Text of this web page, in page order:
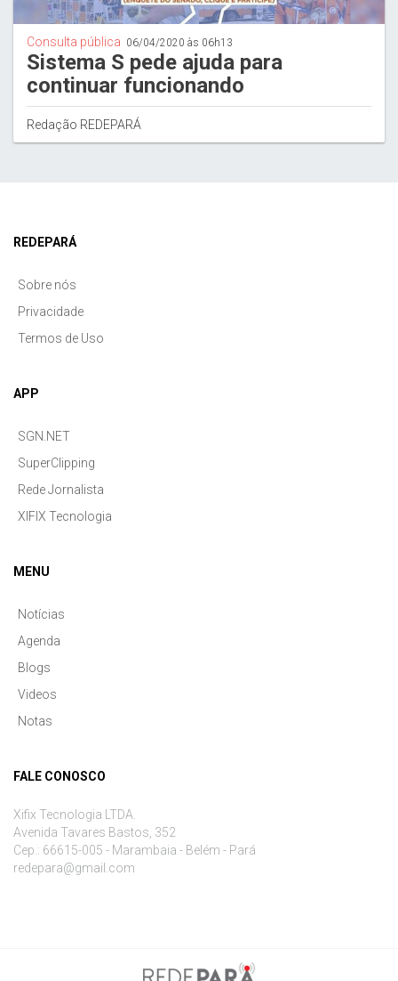
Consulta pública 06/04/2020 às 06h13
Sistema S pede ajuda para
continuar funcionando
Redação REDEPARÁ
REDEPARÁ
Sobre nós
Privacidade
Termos de Uso
APP
SGN.NET
SuperClipping
Rede Jornalista
XIFIX Tecnologia
MENU
Notícias
Agenda
Blogs
Videos
Notas
FALE CONOSCO
Xifix Tecnologia LTDA.
Avenida Tavares Bastos, 352
Cep.: 66615-005 - Marambaia - Belém - Pará
redepara@gmail.com